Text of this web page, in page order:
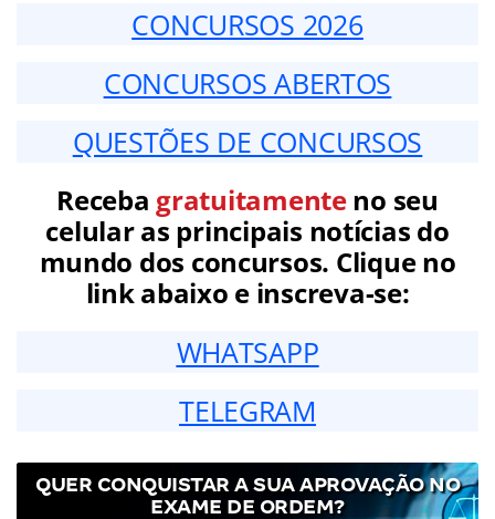
CONCURSOS 2026
CONCURSOS ABERTOS
QUESTÕES DE CONCURSOS
Receba gratuitamenteno seu
celular as principais notícias do
mundo dos concursos. Clique no
link abaixo e inscreva-se:
WHATSAPP
TELEGRAM
QUER CONQUISTAR A SUA APROVAÇÃO NO
EXAME DE ORDEM?